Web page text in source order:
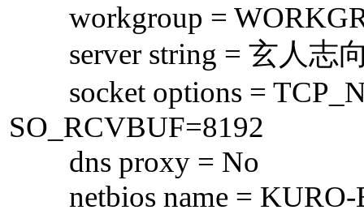
workgroup =
server string = 玄人志
socket options =
SO_RCVBUF=8192
dns proxy = No
netbios name = KURO-